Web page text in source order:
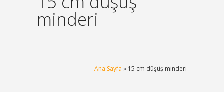
minderi
Ana Sayfa » 15 cm düşüş minderi